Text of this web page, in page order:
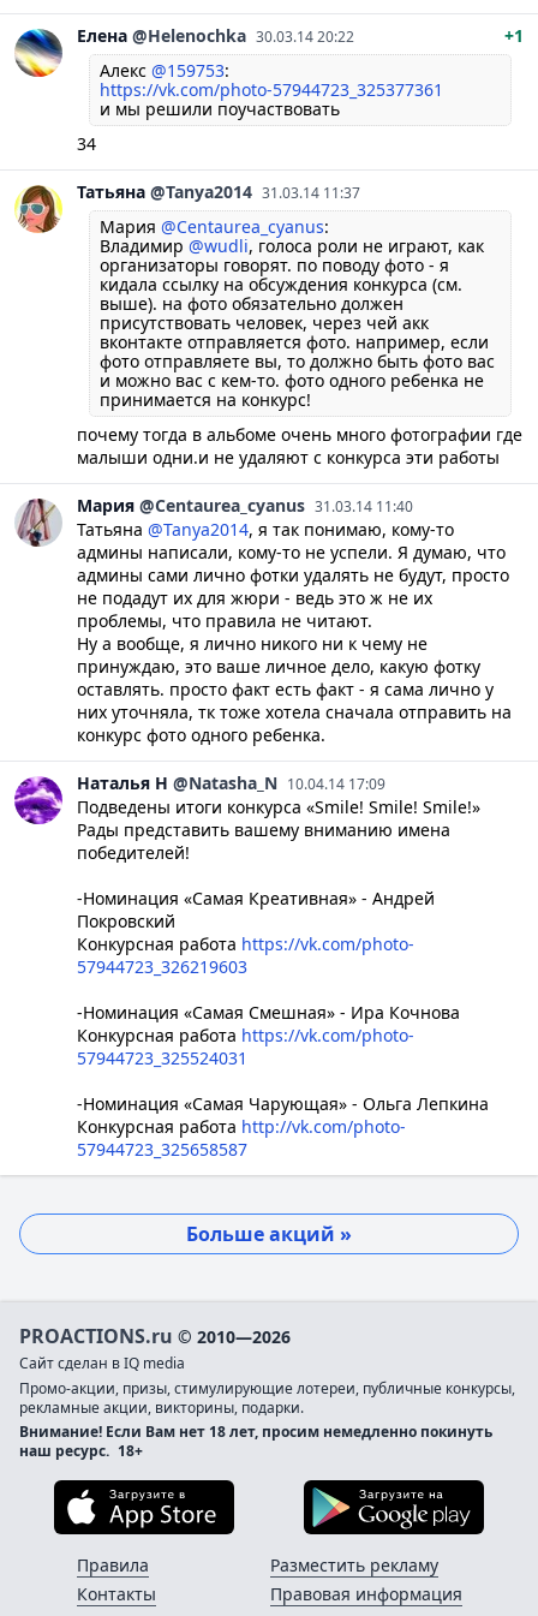
Елена @Helenochka 30.03.14 20:22
+1
Алекс @159753:
https://vk.com/photo-57944723_325377361
и мы решили поучаствовать
34
Татьяна @Tanya2014 31.03.14 11:37
Мария @Centaurea_cyanus:
Владимир @wudli, голоса роли не играют, как
организаторы говорят. по поводу фото - я
кидала ссылку на обсуждения конкурса (см.
выше). на фото обязательно должен
присутствовать человек, через чей акк
вконтакте отправляется фото. например, если
фото отправляете вы, то должно быть фото вас
и можно вас с кем-то. фото одного ребенка не
принимается на конкурс!
почему тогда в альбоме очень много фотографии где
малыши одни.и не удаляют с конкурса эти работы
Мария @Centaurea_cyanus 31.03.14 11:40
Татьяна @Tanya2014, я так понимаю, кому-то
админы написали, кому-то не успели. Я думаю, что
админы сами лично фотки удалять не будут, просто
не подадут их для жюри - ведь это ж не их
проблемы, что правила не читают.
Ну а вообще, я лично никого ни к чему не
принуждаю, это ваше личное дело, какую фотку
оставлять. просто факт есть факт - я сама лично у
них уточняла, тк тоже хотела сначала отправить на
конкурс фото одного ребенка.
Наталья Н @Natasha_N 10.04.14 17:09
Подведены итоги конкурса «Smile! Smile! Smile!»
Рады представить вашему вниманию имена
победителей!
-Номинация «Самая Креативная» - Андрей
Покровский
Конкурсная работа https://vk.com/photo-
57944723_326219603
-Номинация «Самая Смешная» - Ира Кочнова
Конкурсная работа https://vk.com/photo-
57944723_325524031
-Номинация «Самая Чарующая» - Ольга Лепкина
Конкурсная работа http://vk.com/photo-
57944723_325658587
Больше акций »
PROACTIONS.ru © 2010—2026
Сайт сделан в IQ media
Промо-акции, призы, стимулирующие лотереи, публичные конкурсы,
рекламные акции, викторины, подарки.
Внимание! Если Вам нет 18 лет, просим немедленно покинуть
наш ресурс. 18+
Загрузите в App Store
Правила
Контакты
Разместить рекламу
Правовая информация